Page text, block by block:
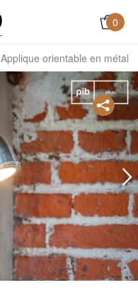
0
Applique orientable en métal